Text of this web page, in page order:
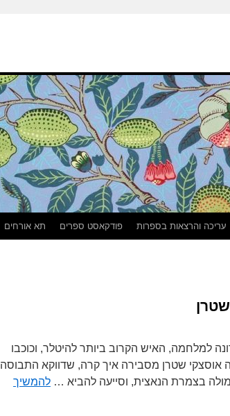
עריכה והרצאות בספרות פודקאסט ספרים תא אורחים
למלחמה, האיש הקרוב ביותר להיטלר, וכוכבו
אוסצקי שטרן מסבירה איך קרה, שדווקא התבוסה
בצמרת הנאצית, וסייעה להביא … להמשיך